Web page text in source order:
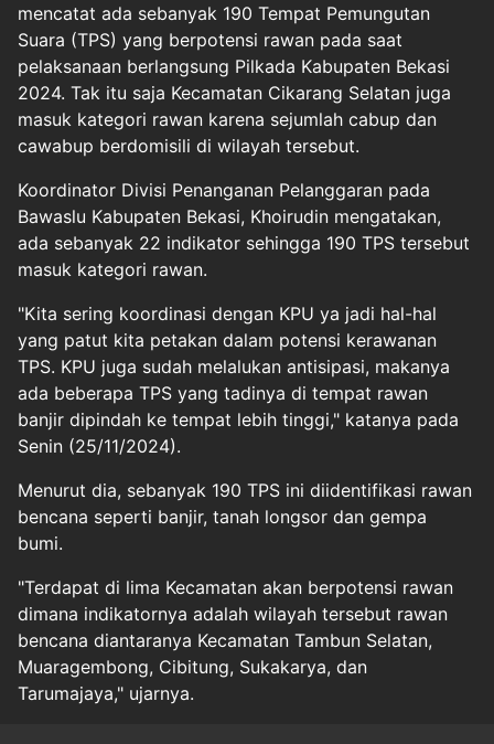
mencatat ada sebanyak 190 Tempat Pemungutan
Suara (TPS) yang berpotensi rawan pada saat
pelaksanaan berlangsung Pilkada Kabupaten Bekasi
2024. Tak itu saja Kecamatan Cikarang Selatan juga
masuk kategori rawan karena sejumlah cabup dan
cawabup berdomisili di wilayah tersebut.
Koordinator Divisi Penanganan Pelanggaran pada
Bawaslu Kabupaten Bekasi, Khoirudin mengatakan,
ada sebanyak 22 indikator sehingga 190 TPS tersebut
masuk kategori rawan.
"Kita sering koordinasi dengan KPU ya jadi hal-hal
yang patut kita petakan dalam potensi kerawanan
TPS. KPU juga sudah melalukan antisipasi, makanya
ada beberapa TPS yang tadinya di tempat rawan
banjir dipindah ke tempat lebih tinggi," katanya pada
Senin (25/11/2024).
Menurut dia, sebanyak 190 TPS ini diidentifikasi rawan
bencana seperti banjir, tanah longsor dan gempa
bumi.
"Terdapat di lima Kecamatan akan berpotensi rawan
dimana indikatornya adalah wilayah tersebut rawan
bencana diantaranya Kecamatan Tambun Selatan,
Muaragembong, Cibitung, Sukakarya, dan
Tarumajaya," ujarnya.